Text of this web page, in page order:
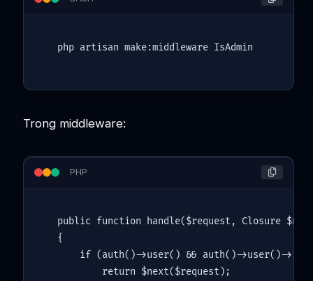
Trong middleware:
PHP
public function handle($request , Closure
{
if (auth()->user() && auth()->user()-
return $next($request );